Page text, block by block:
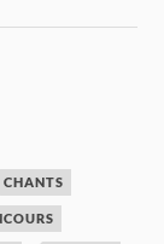
CHANTS